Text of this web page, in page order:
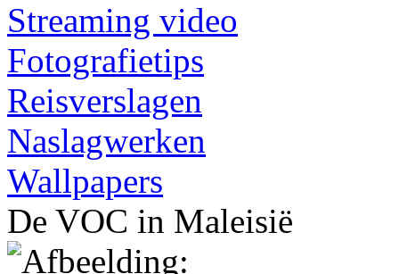
Streaming video
Fotografietips
Reisverslagen
Naslagwerken
Wallpapers
De VOC in Maleisië